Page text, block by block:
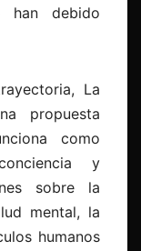
han debido
La
propuesta
como
y
sobre la
mental, la
humanos